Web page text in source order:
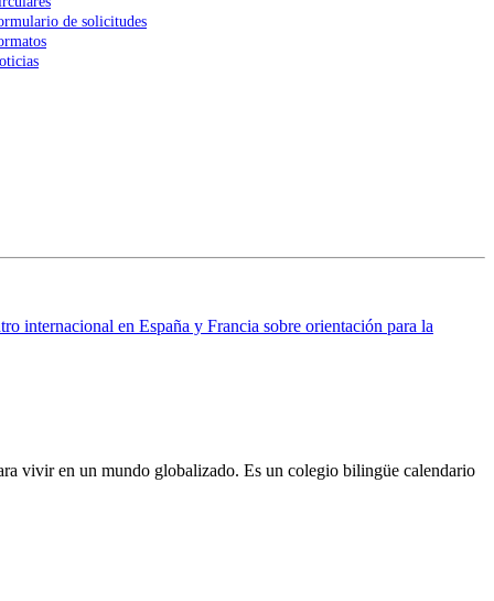
de solicitudes
internacional en España y Francia sobre orientación para la
vivir en un mundo globalizado. Es un colegio bilingüe calendario